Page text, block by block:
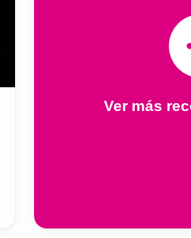
Ver más